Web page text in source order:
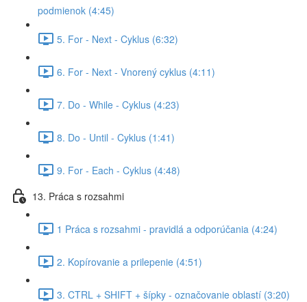
podmienok (4:45)
5. For - Next - Cyklus (6:32)
6. For - Next - Vnorený cyklus (4:11)
7. Do - While - Cyklus (4:23)
8. Do - Until - Cyklus (1:41)
9. For - Each - Cyklus (4:48)
13. Práca s rozsahmi
1 Práca s rozsahmi - pravidlá a odporúčania (4:24)
2. Kopírovanie a prilepenie (4:51)
3. CTRL + SHIFT + šípky - označovanie oblastí (3:20)